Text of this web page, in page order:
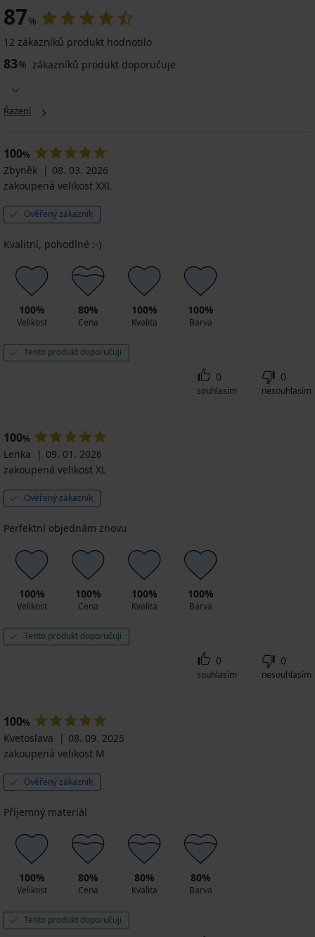
87%
12 zákazníků produkt hodnotilo
83% zákazníků produkt doporučuje
Řazení
100%
Zbyněk
08. 03. 2026
zakoupená velikost XXL
Ověřený zákazník
Kvalitní, pohodlné :-)
100%
Velikost
80%
Cena
100%
Kvalita
100%
Barva
Tento produkt doporučuji
0
souhlasím
0
nesouhlasím
100%
Lenka
09. 01. 2026
zakoupená velikost XL
Ověřený zákazník
Perfektní objednám znovu
100%
Velikost
100%
Cena
100%
Kvalita
100%
Barva
Tento produkt doporučuji
0
souhlasím
0
nesouhlasím
100%
Kvetoslava
08. 09. 2025
zakoupená velikost M
Ověřený zákazník
Příjemný materiál
100%
Velikost
80%
Cena
80%
Kvalita
80%
Barva
Tento produkt doporučuji